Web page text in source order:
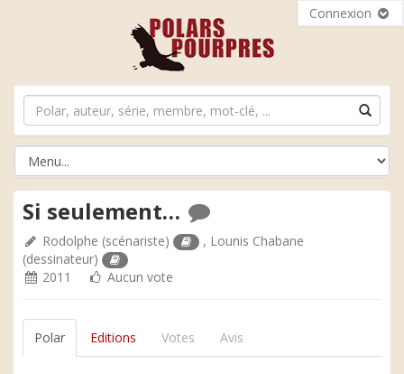
Connexion
Si seulement…
Rodolphe (scénariste) , Lounis Chabane
(dessinateur)
2011
Aucun vote
Polar Editions Votes Avis